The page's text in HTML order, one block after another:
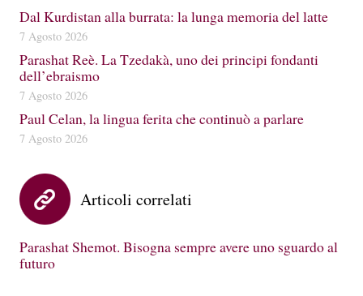
Dal Kurdistan alla burrata: la lunga memoria del latte
7 Agosto 2026
Parashat Reè. La Tzedakà, uno dei principi fondanti
dell’ebraismo
7 Agosto 2026
Paul Celan, la lingua ferita che continuò a parlare
7 Agosto 2026
Articoli correlati
Parashat Shemot. Bisogna sempre avere uno sguardo al
futuro